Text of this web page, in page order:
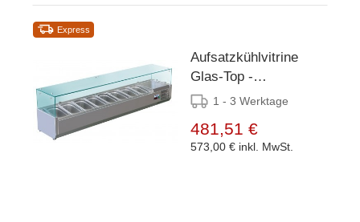
Express
Aufsatzkühlvitrine
Glas-Top -
1800x380x(h)435mm
1/6GN
1 - 3 Werktage
481,51 €
573,00 € inkl. MwSt.